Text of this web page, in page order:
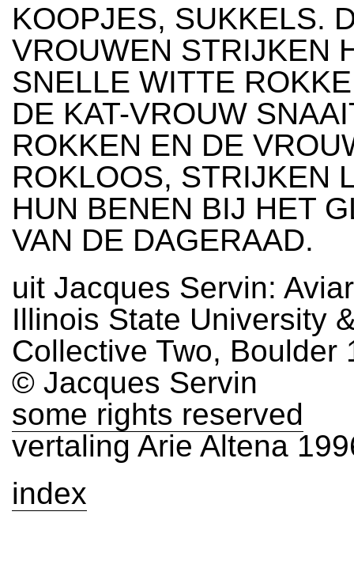
KOOPJES, SUKKELS.
VROUWEN STRIJKEN
SNELLE WITTE
DE KAT-VROUW
ROKKEN EN DE
ROKLOOS, STRIJKEN
HUN BENEN BIJ HET
VAN DE DAGERAAD.
uit Jacques Servin:
Illinois State University
Collective Two, Boulder
© Jacques Servin
some rights reserved
vertaling Arie Altena
index